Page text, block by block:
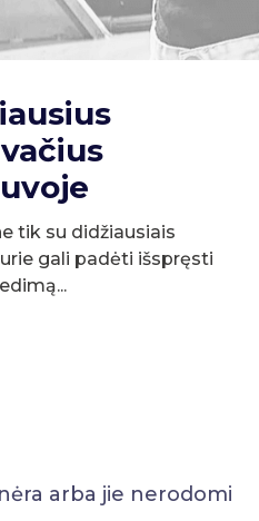
tik su didžiausiais
gali padėti išspręsti
arba jie nerodomi